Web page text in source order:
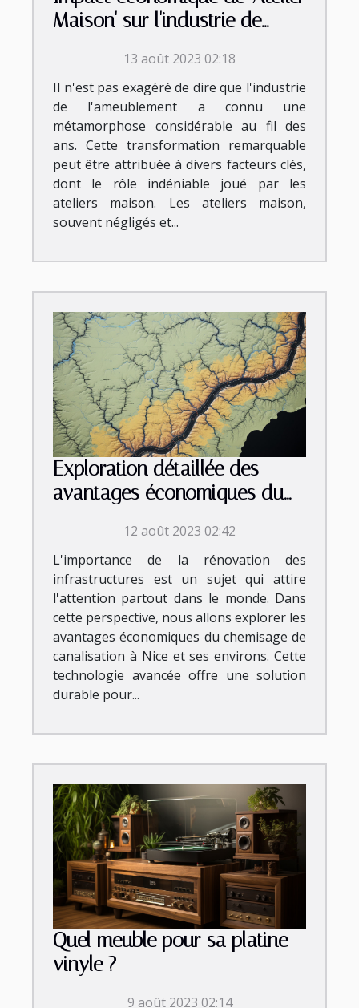
Maison' sur l'industrie de
13 août 2023 02:18
Il n'est pas exagéré de dire que l'industrie
de l'ameublement a connu une
métamorphose considérable au fil des
ans. Cette transformation remarquable
peut être attribuée à divers facteurs clés,
dont le rôle indéniable joué par les
ateliers maison. Les ateliers maison,
souvent négligés et...
Exploration détaillée des
avantages économiques du
Nice et ses environs
12 août 2023 02:42
L'importance de la rénovation des
infrastructures est un sujet qui attire
l'attention partout dans le monde. Dans
cette perspective, nous allons explorer les
avantages économiques du chemisage de
canalisation à Nice et ses environs. Cette
technologie avancée offre une solution
durable pour...
Quel meuble pour sa platine
vinyle ?
9 août 2023 02:14